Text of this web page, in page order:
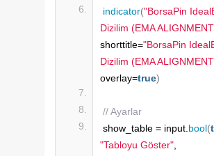
indicator("BorsaPin
Dizilim (EMA
shorttitle="BorsaPin
Dizilim (EMA
overlay=true)
// Ayarlar
show_table = input. bool(
"Tabloyu Göster"